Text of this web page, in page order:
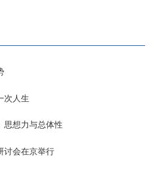
次人生
思想力与总体性
讨会在京举行